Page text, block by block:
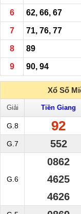
6 62, 66, 67
7 71, 76, 77
8 89
9 90, 94
Xổ Số
Giải Tiền Giang
G.8 92
G.7 552
G.6
0862
4625
4626